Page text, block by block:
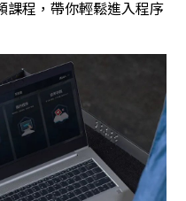
課程，帶你輕鬆進入程序